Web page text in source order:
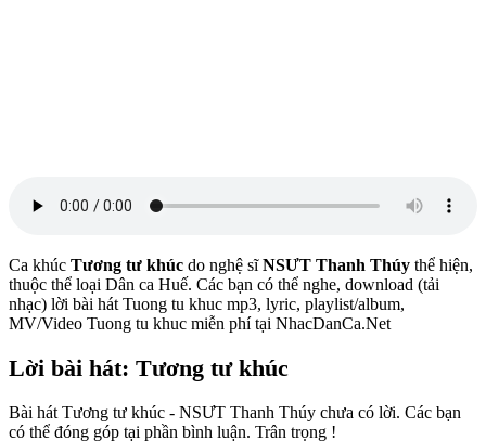
Ca khúc Tương tư khúc do nghệ sĩNSƯT Thanh Thúy thể hiện,
thuộc thể loại Dân ca Huế. Các bạn có thể nghe, download (tải
nhạc) lời bài hát Tuong tu khuc mp3, lyric, playlist/album,
MV/Video Tuong tu khuc miễn phí tại NhacDanCa.Net
Lời bài hát: Tương tư khúc
Bài hát Tương tư khúc - NSƯT Thanh Thúy chưa có lời. Các bạn
có thể đóng góp tại phần bình luận. Trân trọng !